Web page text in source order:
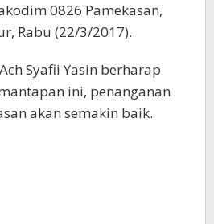
0826 Pamekasan,
Rabu (22/3/2017).
Syafii Yasin berharap
ini, penanganan
akan semakin baik.